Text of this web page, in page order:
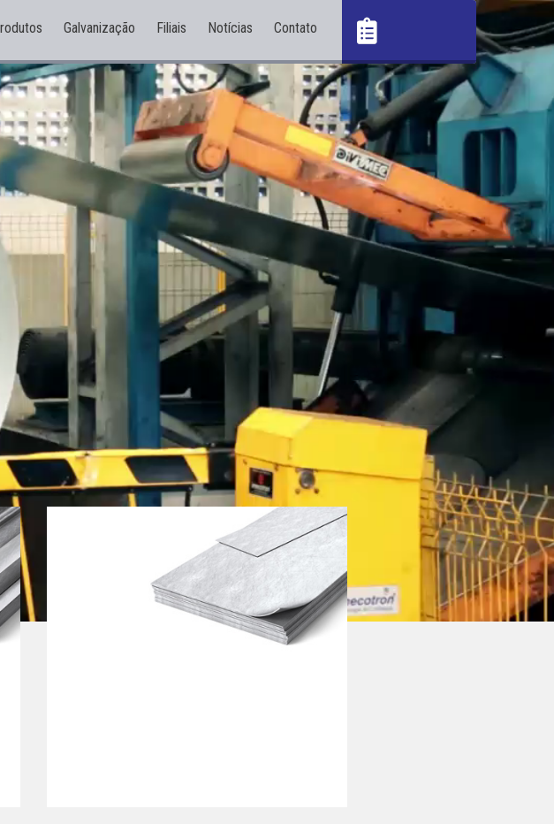
Galvanização Filiais Notícias Contato